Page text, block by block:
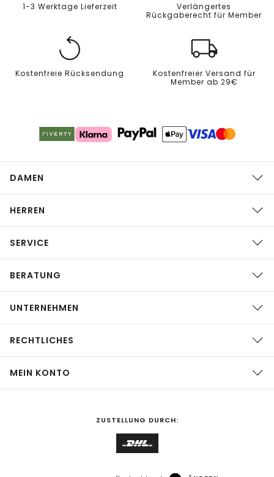
1-3 Werktage Lieferzeit
Verlängertes
Rückgaberecht für Member
Kostenfreie Rücksendung
Kostenfreier Versand für
Member ab 29€
DAMEN
HERREN
SERVICE
BERATUNG
UNTERNEHMEN
RECHTLICHES
MEIN KONTO
ZUSTELLUNG DURCH: